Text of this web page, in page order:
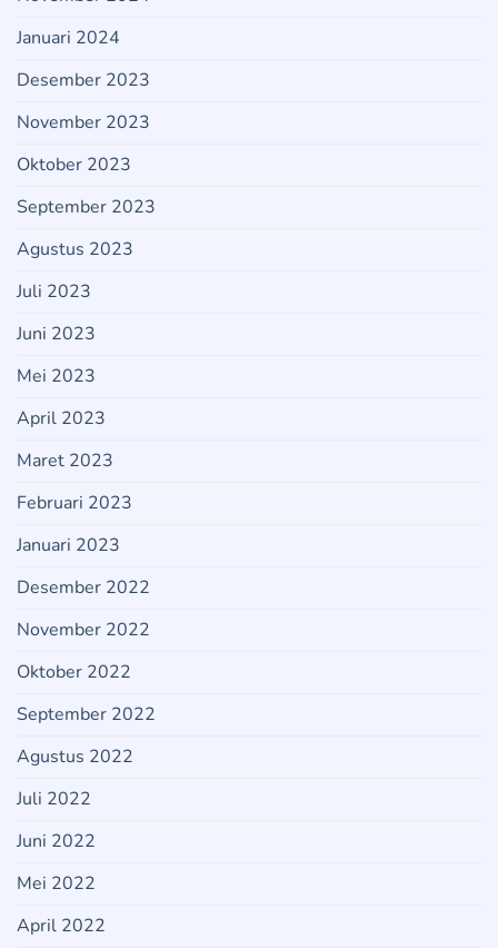
Januari 2024
Desember 2023
November 2023
Oktober 2023
September 2023
Agustus 2023
Juli 2023
Juni 2023
Mei 2023
April 2023
Maret 2023
Februari 2023
Januari 2023
Desember 2022
November 2022
Oktober 2022
September 2022
Agustus 2022
Juli 2022
Juni 2022
Mei 2022
April 2022